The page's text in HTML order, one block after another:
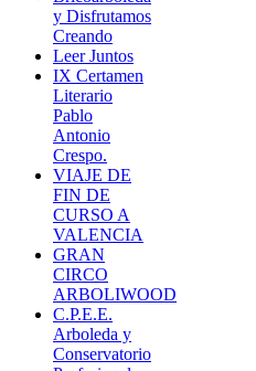
y Disfrutamos
Creando
Leer Juntos
IX Certamen
Literario
Pablo
Antonio
Crespo.
VIAJE DE
FIN DE
CURSO A
VALENCIA
GRAN
CIRCO
ARBOLIWOOD
C.P.E.E.
Arboleda y
Conservatorio